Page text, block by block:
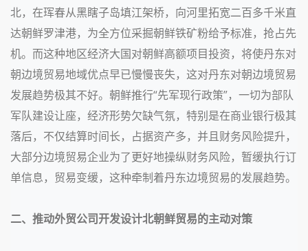
北，在珲春从黑瞎子岛填江架桥，向河里拓宽二百多千米直
达朝鲜罗津港，为全方位采掘朝鲜铁矿粉给予标准，抢占先
机。而这种地区经济大国对朝鲜高额项目投资，将使丹东对
朝边境贸易地域优点早已慢慢丧失， 这对丹东对朝边境贸易
发展趋势极其不好。 朝鲜推行“先军现行政策”，一切为部队
军队建设让座，经济形势欠缺气氛，特别是在商业银行极其
落后，不仅结算时间长，占据资产多，并且财务风险提升，
大部分边境贸易企业为了更好地操纵财务风险，暂缓执行订
单信息，贸易变缓，这种牵制着丹东边境贸易的发展趋势。
二、推动外贸公司开发设计北朝鲜贸易的主动对策